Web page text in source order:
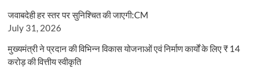
जवाबदेही हर स्तर पर सुनिश्चित की जाएगी:CM
July 31, 2026
मुख्यमंत्री ने प्रदान की विभिन्न विकास योजनाओं एवं निर्माण कार्यों के लिए ₹ 14
करोड़ की वित्तीय स्वीकृति